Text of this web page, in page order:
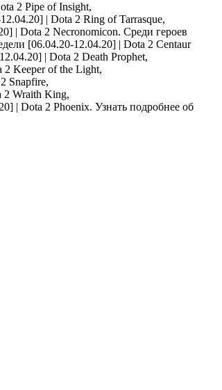
Pipe of Insight,
Ring of Tarrasque,
Necronomicon. Среди героев
Centaur
Death Prophet,
Keeper of the Light,
Snapfire,
Wraith King,
Phoenix. Узнать подробнее об